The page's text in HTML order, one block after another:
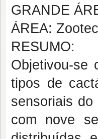
GRANDE
ÁREA:
RESUMO:
Objetivou-se
tipos de
sensoriais
com nove